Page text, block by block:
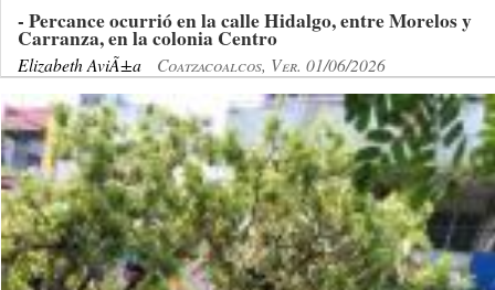
- Percance ocurrió en la calle Hidalgo, entre Morelos y
Carranza, en la colonia Centro
Elizabeth AviÃ±a Coatzacoalcos, Ver. 01/06/2026